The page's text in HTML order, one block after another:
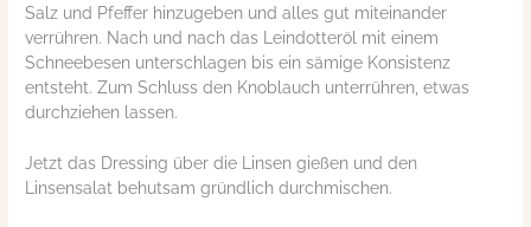
Salz und Pfeffer hinzugeben und alles gut miteinander
verrühren. Nach und nach das Leindotteröl mit einem
Schneebesen unterschlagen bis ein sämige Konsistenz
entsteht. Zum Schluss den Knoblauch unterrühren, etwas
durchziehen lassen.
Jetzt das Dressing über die Linsen gießen und den
Linsensalat behutsam gründlich durchmischen.